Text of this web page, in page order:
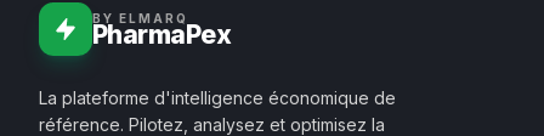
BY ELMARQ
PharmaPex
La plateforme d'intelligence économique de
référence. Pilotez, analysez et optimisez la